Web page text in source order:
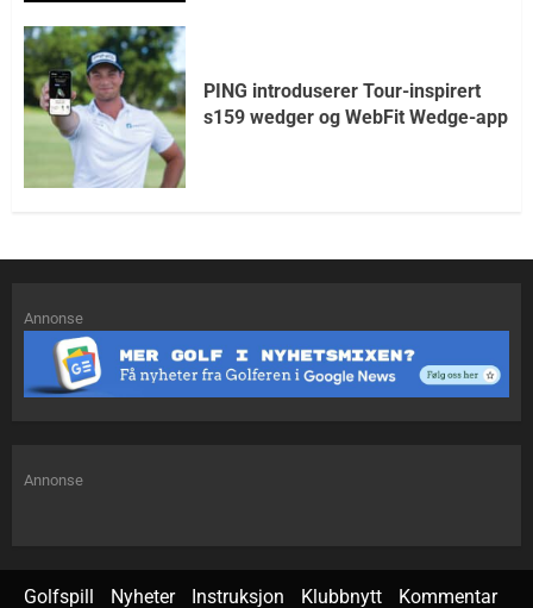
PING introduserer Tour-inspirert
s159 wedger og WebFit Wedge-app
Annonse
Annonse
Golfspill Nyheter Instruksjon Klubbnytt Kommentar